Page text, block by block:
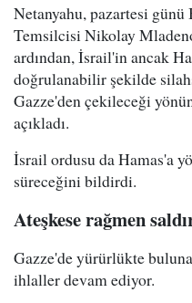
Netanyahu, pazartesi
Temsilcisi Nikolay
ardından, İsrail'in ancak
doğrulanabilir şekilde
Gazze'den çekileceği
açıkladı.
İsrail ordusu da Hamas'a
süreceğini bildirdi.
Ateşkese rağmen
Gazze'de yürürlükte
ihlaller devam ediyor.